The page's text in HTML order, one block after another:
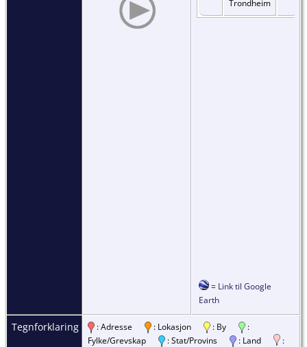
Trondheim
= Link til Google
Earth
Tegnforklaring : Adresse : Lokasjon : By
:
Fylke/Grevskap
: Stat/Provins : Land
: